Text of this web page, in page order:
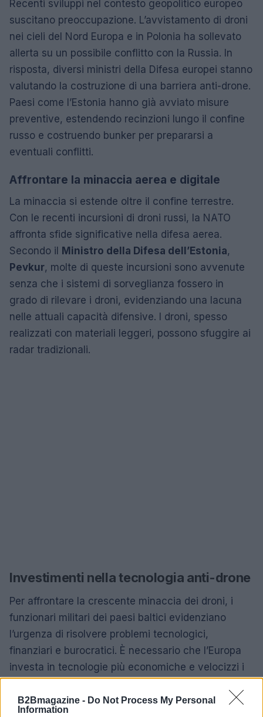
B2Bmagazine - Do Not Process My Personal
Information
Recenti sviluppi nel contesto geopolitico europeo
suscitano preoccupazione. L’avvistamento di droni
nei cieli del Nord Europa e in Polonia ha sollevato
allerta su un possibile conflitto con la Russia. In
risposta, diversi ministri della Difesa europei stanno
valutando la costruzione di una barriera anti-drone.
Paesi come l’Estonia hanno già avviato misure
preventive, estendendo recinzioni lungo il confine
russo e costruendo bunker per prepararsi a
eventuali conflitti.
Affrontare la minaccia aerea e digitale
La minaccia si estende oltre il confine terrestre.
Con le recenti incursioni di droni russi, la NATO
affronta sfide significative nella difesa aerea.
Secondo il Ministro della Difesa dell’Estonia,
Pevkur, molte di queste incursioni sono avvenute
senza che i sistemi di sorveglianza fossero in
grado di rilevare i droni, evidenziando una lacuna
nelle attuali capacità difensive. I droni, spesso
realizzati con materiali leggeri, possono sfuggire ai
radar tradizionali.
Investimenti nella tecnologia anti-drone
Per affrontare la crescente minaccia dei droni, i
funzionari militari dei paesi baltici evidenziano
l’urgenza di risolvere problemi tecnologici,
finanziari e burocratici. È necessario che l’Europa
investa in tecnologie più economiche e velocizzi i
Russia e Ucraina abbia incrementato l’uso di droni,